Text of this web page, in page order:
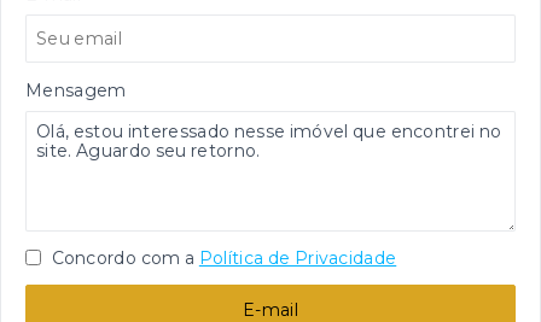
Mensagem
Concordo com a Política de Privacidade
E-mail